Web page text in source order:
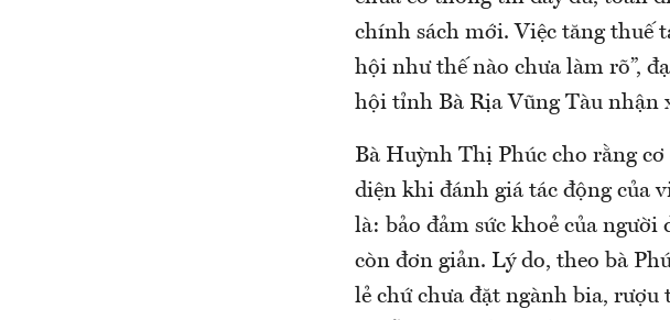
chính sách mới. Việc tăng thuế
hội như thế nào chưa làm rõ”,
hội tỉnh Bà Rịa Vũng Tàu nhận
Bà Huỳnh Thị Phúc cho rằng
diện khi đánh giá tác động của
là: bảo đảm sức khoẻ của người
còn đơn giản. Lý do, theo bà
lẻ chứ chưa đặt ngành bia,